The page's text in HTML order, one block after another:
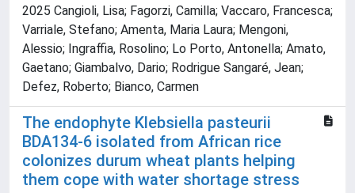
2025 Cangioli, Lisa; Fagorzi, Camilla; Vaccaro, Francesca;
Varriale, Stefano; Amenta, Maria Laura; Mengoni,
Alessio; Ingraffia, Rosolino; Lo Porto, Antonella; Amato,
Gaetano; Giambalvo, Dario; Rodrigue Sangaré, Jean;
Defez, Roberto; Bianco, Carmen
The endophyte Klebsiella pasteurii
BDA134-6 isolated from African rice
colonizes durum wheat plants helping
them cope with water shortage stress